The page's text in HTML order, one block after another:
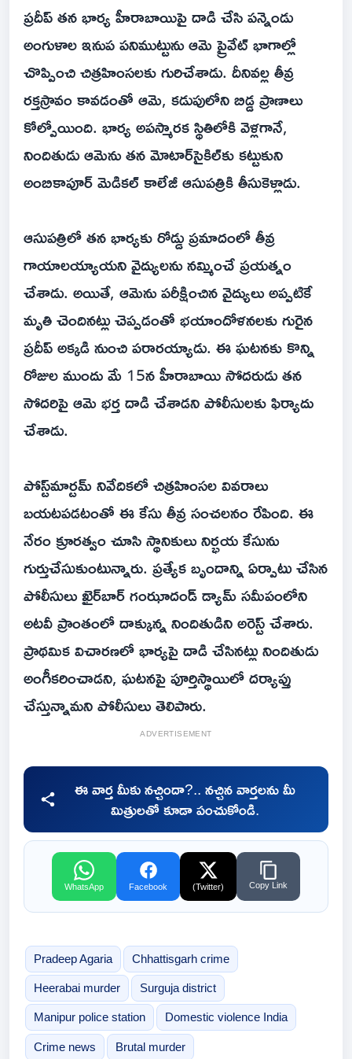
ప్రదీప్ తన భార్య హీరాబాయిపై దాడి చేసి పన్నెండు
అంగుళాల ఇనుప పనిముట్టును ఆమె ప్రైవేట్ భాగాల్లో
చొప్పించి చిత్రహింసలకు గురిచేశాడు. దీనివల్ల తీవ్ర
రక్తస్రావం కావడంతో ఆమె, కడుపులోని బిడ్డ ప్రాణాలు
కోల్పోయింది. భార్య అపస్మారక స్థితిలోకి వెళ్లగానే,
నిందితుడు ఆమెను తన మోటార్‌సైకిల్‌కు కట్టుకుని
అంబికాపూర్ మెడికల్ కాలేజీ ఆసుపత్రికి తీసుకెళ్లాడు.
ఆసుపత్రిలో తన భార్యకు రోడ్డు ప్రమాదంలో తీవ్ర
గాయాలయ్యాయని వైద్యులను నమ్మించే ప్రయత్నం
చేశాడు. అయితే, ఆమెను పరీక్షించిన వైద్యులు అప్పటికే
మృతి చెందినట్లు చెప్పడంతో భయాందోళనలకు గురైన
ప్రదీప్ అక్కడి నుంచి పరారయ్యాడు. ఈ ఘటనకు కొన్ని
రోజుల ముందు మే 15న హీరాబాయి సోదరుడు తన
సోదరిపై ఆమె భర్త దాడి చేశాడని పోలీసులకు ఫిర్యాదు
చేశాడు.
పోస్ట్‌మార్టమ్ నివేదికలో చిత్రహింసల వివరాలు
బయటపడటంతో ఈ కేసు తీవ్ర సంచలనం రేపింది. ఈ
నేరం క్రూరత్వం చూసి స్థానికులు నిర్భయ కేసును
గుర్తుచేసుకుంటున్నారు. ప్రత్యేక బృందాన్ని ఏర్పాటు చేసిన
పోలీసులు ఖైర్‌బార్ గంఝాదండ్ డ్యామ్ సమీపంలోని
అటవీ ప్రాంతంలో దాక్కున్న నిందితుడిని అరెస్ట్ చేశారు.
ప్రాథమిక విచారణలో భార్యపై దాడి చేసినట్లు నిందితుడు
అంగీకరించాడని, ఘటనపై పూర్తిస్థాయిలో దర్యాప్తు
చేస్తున్నామని పోలీసులు తెలిపారు.
ADVERTISEMENT
ఈ వార్త మీకు నచ్చిందా?.. నచ్చిన వార్తలను మీ
మిత్రులతో కూడా పంచుకోండి.
WhatsApp Facebook (Twitter) Copy Link
Pradeep Agaria Chhattisgarh crime
Heerabai murder Surguja district
Manipur police station Domestic violence India
Crime news Brutal murder